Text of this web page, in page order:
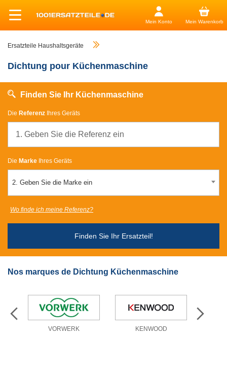
Mein Konto Mein Warenkorb
Ersatzteile Haushaltsgeräte
Dichtung pour Küchenmaschine
Finden Sie Ihr Küchenmaschine
Die Referenz Ihres Geräts
Die Marke Ihres Geräts
2. Geben Sie die Marke ein
Finden Sie Ihr Ersatzteil!
Wo finde ich meine Referenz?
Nos marques de Dichtung Küchenmaschine
VORWERK KENWOOD